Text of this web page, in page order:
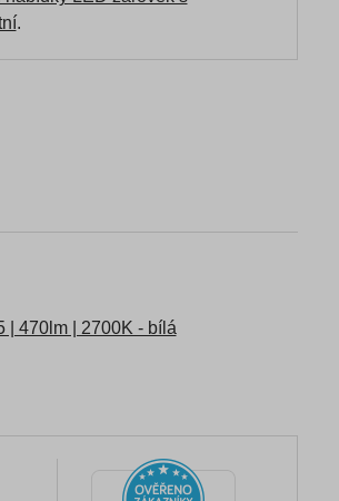
.
| 470lm | 2700K - bílá